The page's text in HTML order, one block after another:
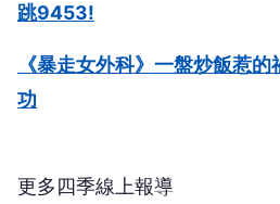
跳9453!
《暴走女外科》一盤炒飯惹
功
更多四季線上報導